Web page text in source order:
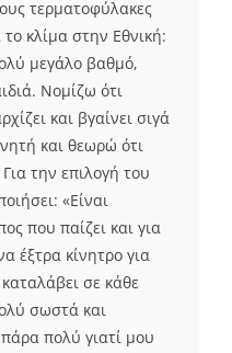
τερματοφύλακες
κλίμα στην Εθνική:
μεγάλο βαθμό,
Νομίζω ότι
και βγαίνει σιγά
και θεωρώ ότι
την επιλογή του
«Είναι
που παίζει και για
έξτρα κίνητρο για
σε κάθε
σωστά και
πολύ γιατί μου